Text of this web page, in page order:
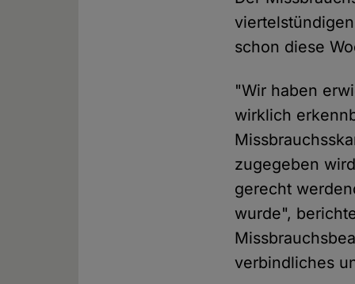
schon diese
"Wir haben
wirklich
zugegeben
gerecht
wurde",
verbindliches